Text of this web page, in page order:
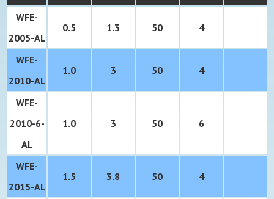
WFE-
2005-AL
0.5 1.3 50 4
WFE-
2010-AL
1.0 3 50 4
WFE-
2010-6-
AL
1.0 3 50 6
WFE-
2015-AL
1.5 3.8 50 4